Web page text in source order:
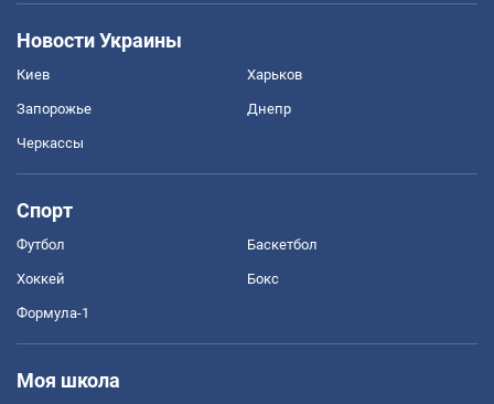
Новости Украины
Киев Харьков
Запорожье Днепр
Черкассы
Спорт
Футбол Баскетбол
Хоккей Бокс
Формула-1
Моя школа